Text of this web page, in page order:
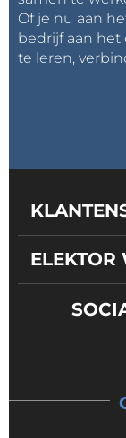
Of je nu aan
bedrijf aan
te leren,
ELEKTOR